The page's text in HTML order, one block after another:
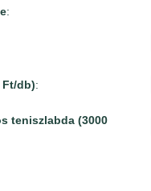
:
Ft/db):
teniszlabda (3000